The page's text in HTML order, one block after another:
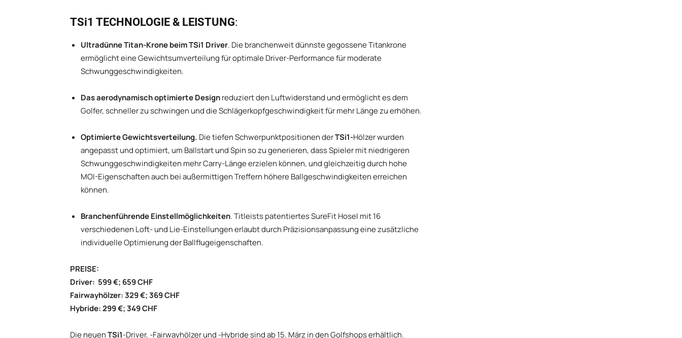
TSi1 TECHNOLOGIE & LEISTUNG:
Ultradünne Titan-Krone beim TSi1 Driver. Die branchenweit dünnste gegossene Titankrone
ermöglicht eine Gewichtsumverteilung für optimale Driver-Performance für moderate
Schwunggeschwindigkeiten.
Das aerodynamisch optimierte Designreduziert den Luftwiderstand und ermöglicht es dem
Golfer, schneller zu schwingen und die Schlägerkopfgeschwindigkeit für mehr Länge zu erhöhen.
Optimierte Gewichtsverteilung. Die tiefen Schwerpunktpositionen derTSi1-Hölzer wurden
angepasst und optimiert, um Ballstart und Spin so zu generieren, dass Spieler mit niedrigeren
Schwunggeschwindigkeiten mehr Carry-Länge erzielen können, und gleichzeitig durch hohe
MOI-Eigenschaften auch bei außermittigen Treffern höhere Ballgeschwindigkeiten erreichen
können.
Branchenführende Einstellmöglichkeiten. Titleists patentiertes SureFit Hosel mit 16
verschiedenen Loft- und Lie-Einstellungen erlaubt durch Präzisionsanpassung eine zusätzliche
individuelle Optimierung der Ballflugeigenschaften.
PREISE:
Driver: 599 €; 659 CHF
Fairwayhölzer: 329 €; 369 CHF
Hybride: 299 €; 349 CHF
Die neuenTSi1-Driver, -Fairwayhölzer und -Hybride sind ab 15. März in den Golfshops erhältlich.